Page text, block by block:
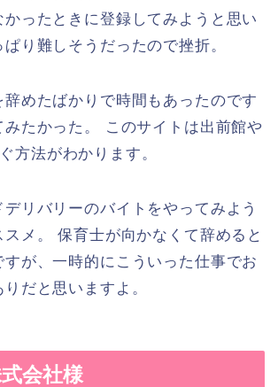
ったときに登録してみようと思い
り難しそうだったので挫折。
めたばかりで時間もあったのです
みたかった。 このサイトは出前館や
方法がわかります。
リバリーのバイトをやってみよう
スメ。 保育士が向かなくて辞めると
が、一時的にこういった仕事でお
だと思いますよ。
会社様